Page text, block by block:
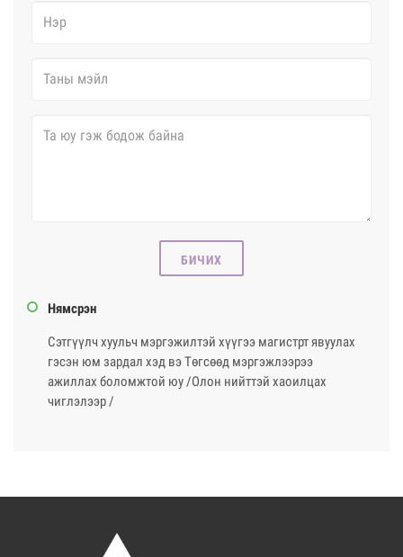
БИЧИХ
Нямсрэн
Сэтгүүлч хуульч мэргэжилтэй хүүгээ магистрт явуулах
гэсэн юм зардал хэд вэ Төгсөөд мэргэжлээрээ
ажиллах боломжтой юу /Олон нийттэй хаоилцах
чиглэлээр /